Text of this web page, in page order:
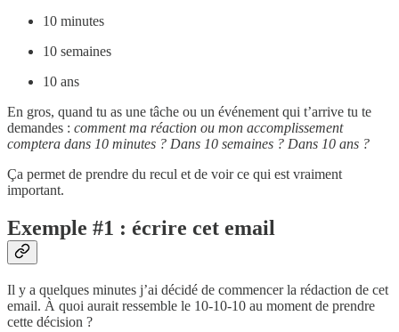
10 minutes
10 semaines
10 ans
En gros, quand tu as une tâche ou un événement qui t’arrive tu te
demandes : comment ma réaction ou mon accomplissement
comptera dans 10 minutes ? Dans 10 semaines ? Dans 10 ans ?
Ça permet de prendre du recul et de voir ce qui est vraiment
important.
Exemple #1 : écrire cet email
Il y a quelques minutes j’ai décidé de commencer la rédaction de cet
email. À quoi aurait ressemble le 10-10-10 au moment de prendre
cette décision ?